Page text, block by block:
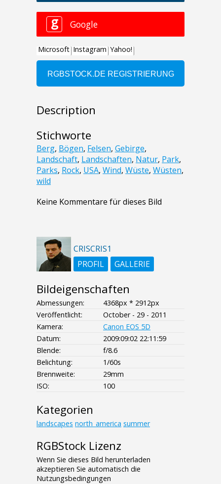
Description
Stichworte
Berg, Bögen, Felsen, Gebirge,
Landschaft, Landschaften, Natur, Park,
Parks, Rock, USA, Wind, Wüste, Wüsten,
wild
Keine Kommentare für dieses Bild
CRISCRIS1
PROFIL
GALLERIE
Bildeigenschaften
Abmessungen:
4368px * 2912px
Veröffentlicht:
October - 29 - 2011
Kamera:
Canon EOS 5D
Datum:
2009:09:02 22:11:59
Blende:
f/8.6
Belichtung:
1/60s
Brennweite:
29mm
ISO:
100
Kategorien
landscapes north_america summer
RGBStock Lizenz
Wenn Sie dieses Bild herunterladen
akzeptieren Sie automatisch die
Nutzungsbedingungen